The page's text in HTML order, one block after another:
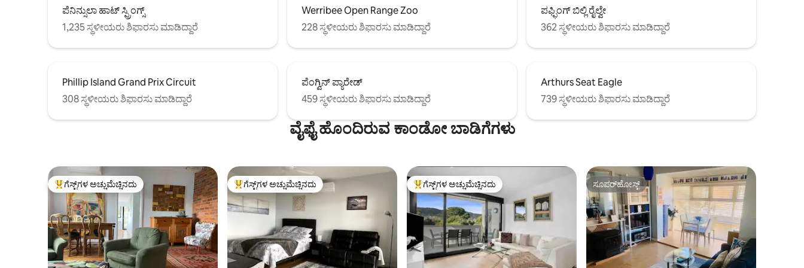
ಪೆನಿನ್ಸುಲಾ ಹಾಟ್ ಸ್ಪ್ರಿಂಗ್ಸ್
1,235 ಸ್ಥಳೀಯರು ಶಿಫಾರಸು ಮಾಡಿದ್ದಾರೆ
Werribee Open Range Zoo
228 ಸ್ಥಳೀಯರು ಶಿಫಾರಸು ಮಾಡಿದ್ದಾರೆ
ಪಫ್ಫಿಂಗ್ ಬಿಲ್ಲಿ ರೈಲ್ವೇ
362 ಸ್ಥಳೀಯರು ಶಿಫಾರಸು ಮಾಡಿದ್ದಾರೆ
Phillip Island Grand Prix Circuit
308 ಸ್ಥಳೀಯರು ಶಿಫಾರಸು ಮಾಡಿದ್ದಾರೆ
ಪೆಂಗ್ವಿನ್ ಪ್ಯಾರೇಡ್
459 ಸ್ಥಳೀಯರು ಶಿಫಾರಸು ಮಾಡಿದ್ದಾರೆ
Arthurs Seat Eagle
739 ಸ್ಥಳೀಯರು ಶಿಫಾರಸು ಮಾಡಿದ್ದಾರೆ
ವೈಫೈ ಹೊಂದಿರುವ ಕಾಂಡೋ ಬಾಡಿಗೆಗಳು
ಗೆಸ್ಟ್‌ಗಳಿಗೆ ಅತಿ ಹೆಚ್ಚು ಅಚ್ಚುಮೆಚ್ಚಿನದು
ಗೆಸ್ಟ್‌ಗಳ ಅಚ್ಚುಮೆಚ್ಚಿನದು ಗೆಸ್ಟ್‌ಗಳಿಗೆ ಅತಿ ಹೆಚ್ಚು ಅಚ್ಚುಮೆಚ್ಚಿನದು
ಗೆಸ್ಟ್‌ಗಳ ಅಚ್ಚುಮೆಚ್ಚಿನದು ಗೆಸ್ಟ್‌ಗಳಿಗೆ ಅತಿ ಹೆಚ್ಚು ಅಚ್ಚುಮೆಚ್ಚಿನದು
ಗೆಸ್ಟ್‌ಗಳ ಅಚ್ಚುಮೆಚ್ಚಿನದು ಸೂಪರ್‌ಹೋಸ್ಟ್
ಸೂಪರ್‌ಹೋಸ್ಟ್